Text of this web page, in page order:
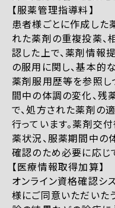
【服薬管理指導料】
患者様ごとに作成した
れた薬剤の重複投薬、
認した上で、薬剤情報
の服用に関し、基本的
薬剤服用歴等を参照し
間中の体調の変化、残
で、処方された薬剤の
行っています。薬剤交
薬状況、服薬期間中の
確認のため必要に応じ
【医療情報取得加算】
オンライン資格確認シ
様にご同意いただいた